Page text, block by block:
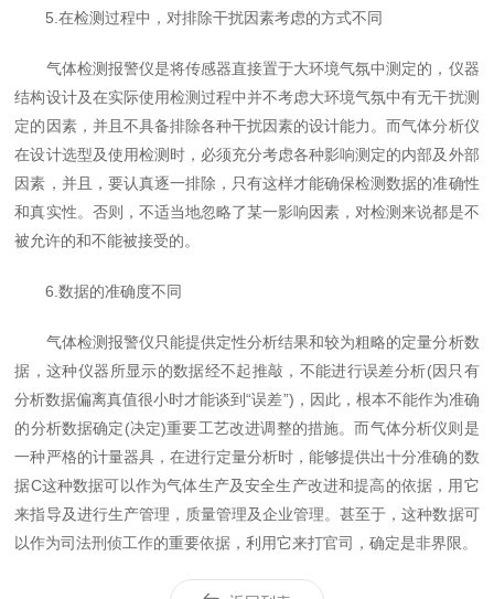
5.在检测过程中，对排除干扰因素考虑的方式不同
气体检测报警仪是将传感器直接置于大环境气氛中测定的，仪器
结构设计及在实际使用检测过程中并不考虑大环境气氛中有无干扰测
定的因素，并且不具备排除各种干扰因素的设计能力。而气体分析仪
在设计选型及使用检测时，必须充分考虑各种影响测定的内部及外部
因素，并且，要认真逐一排除，只有这样才能确保检测数据的准确性
和真实性。否则，不适当地忽略了某一影响因素，对检测来说都是不
被允许的和不能被接受的。
6.数据的准确度不同
气体检测报警仪只能提供定性分析结果和较为粗略的定量分析数
据，这种仪器所显示的数据经不起推敲，不能进行误差分析(因只有
分析数据偏离真值很小时才能谈到“误差”)，因此，根本不能作为准确
的分析数据确定(决定)重要工艺改进调整的措施。而气体分析仪则是
一种严格的计量器具，在进行定量分析时，能够提供出十分准确的数
据C这种数据可以作为气体生产及安全生产改进和提高的依据，用它
来指导及进行生产管理，质量管理及企业管理。甚至于，这种数据可
以作为司法刑侦工作的重要依据，利用它来打官司，确定是非界限。